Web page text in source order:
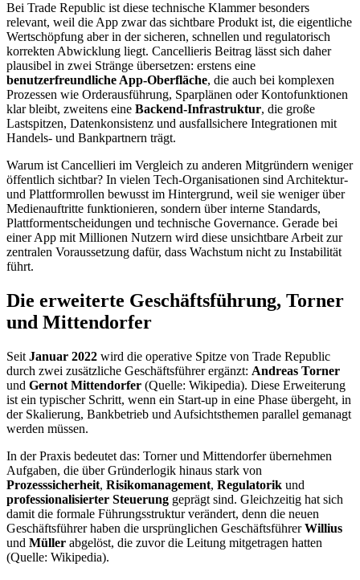
Bei Trade Republic ist diese technische Klammer besonders
relevant, weil die App zwar das sichtbare Produkt ist, die eigentliche
Wertschöpfung aber in der sicheren, schnellen und regulatorisch
korrekten Abwicklung liegt. Cancellieris Beitrag lässt sich daher
plausibel in zwei Stränge übersetzen: erstens eine
benutzerfreundliche App-Oberfläche, die auch bei komplexen
Prozessen wie Orderausführung, Sparplänen oder Kontofunktionen
klar bleibt, zweitens eine Backend-Infrastruktur, die große
Lastspitzen, Datenkonsistenz und ausfallsichere Integrationen mit
Handels- und Bankpartnern trägt.
Warum ist Cancellieri im Vergleich zu anderen Mitgründern weniger
öffentlich sichtbar? In vielen Tech-Organisationen sind Architektur-
und Plattformrollen bewusst im Hintergrund, weil sie weniger über
Medienauftritte funktionieren, sondern über interne Standards,
Plattformentscheidungen und technische Governance. Gerade bei
einer App mit Millionen Nutzern wird diese unsichtbare Arbeit zur
zentralen Voraussetzung dafür, dass Wachstum nicht zu Instabilität
führt.
Die erweiterte Geschäftsführung, Torner
und Mittendorfer
Seit Januar 2022 wird die operative Spitze von Trade Republic
durch zwei zusätzliche Geschäftsführer ergänzt: Andreas Torner
und Gernot Mittendorfer (Quelle: Wikipedia). Diese Erweiterung
ist ein typischer Schritt, wenn ein Start-up in eine Phase übergeht, in
der Skalierung, Bankbetrieb und Aufsichtsthemen parallel gemanagt
werden müssen.
In der Praxis bedeutet das: Torner und Mittendorfer übernehmen
Aufgaben, die über Gründerlogik hinaus stark von
Prozesssicherheit, Risikomanagement, Regulatorik und
professionalisierter Steuerung geprägt sind. Gleichzeitig hat sich
damit die formale Führungsstruktur verändert, denn die neuen
Geschäftsführer haben die ursprünglichen GeschäftsführerWillius
und Müller abgelöst, die zuvor die Leitung mitgetragen hatten
(Quelle: Wikipedia).